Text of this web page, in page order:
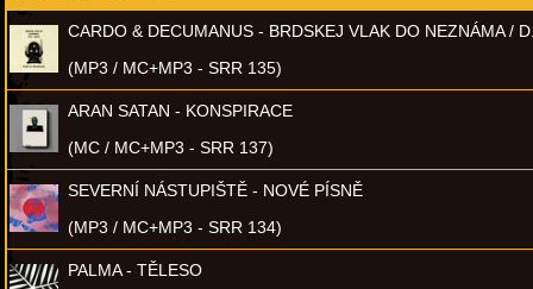
CARDO & DECUMANUS - BRDSKEJ VLAK DO NEZNÁMA /
(MP3 / MC+MP3 - SRR 135)
ARAN SATAN - KONSPIRACE
(MC / MC+MP3 - SRR 137)
SEVERNÍ NÁSTUPIŠTĚ - NOVÉ PÍSNĚ
(MP3 / MC+MP3 - SRR 134)
PALMA - TĚLESO